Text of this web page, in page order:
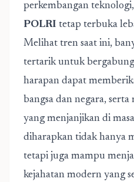
perkembangan teknologi,
POLRI tetap terbuka
Melihat tren saat ini,
tertarik untuk
harapan dapat
bangsa dan negara,
yang menjanjikan di
diharapkan tidak hanya
tetapi juga mampu
kejahatan modern yang